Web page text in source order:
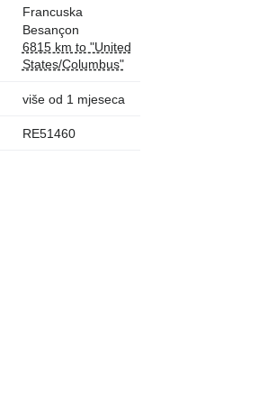
Francuska
Besançon
6815 km to "United
States/Columbus"
više od 1 mjeseca
RE51460